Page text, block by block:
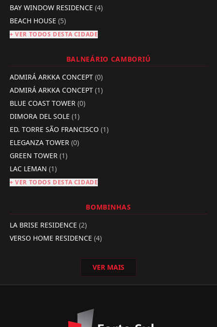
BAY WINDOW RESIDENCE (4)
BEACH HOUSE (5)
+ VER TODOS DESTA CIDADE
BALNEÁRIO CAMBORIÚ
ADMIRÁ ARKKA CONCEPT (0)
ADMIRÁ ARKKA CONCEPT (1)
BLUE COAST TOWER (0)
DIMORA DEL SOLE (1)
ED. TORRE SÃO FRANCISCO (1)
ELEGANZA TOWER (0)
GREEN TOWER (1)
LAC LEMAN (1)
+ VER TODOS DESTA CIDADE
BOMBINHAS
LA BRISE RESIDENCE (2)
VERSO HOME RESIDENCE (4)
VER MAIS